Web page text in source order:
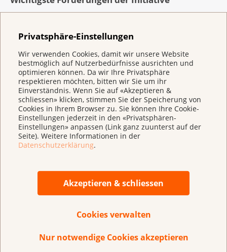
Privatsphäre-Einstellungen
Wir verwenden Cookies, damit wir unsere Website
bestmöglich auf Nutzerbedürfnisse ausrichten und
optimieren können. Da wir Ihre Privatsphäre
respektieren möchten, bitten wir Sie um ihr
Einverständnis. Wenn Sie auf «Akzeptieren &
schliessen» klicken, stimmen Sie der Speicherung von
Cookies in Ihrem Browser zu. Sie können Ihre Cookie-
Einstellungen jederzeit in den «Privatsphären-
Einstellungen» anpassen (Link ganz zuunterst auf der
Seite). Weitere Informationen in der
Datenschutzerklärung.
Akzeptieren & schliessen
Cookies verwalten
Nur notwendige Cookies akzeptieren
Rauchenden als Minderjährige mit dem Tabakkonsum
beginnen. Das Initiativkomitee fordert deshalb einen
konsequenten Jugendschutz:
Ein Verbot für jegliche Tabakwerbung, die Kinder
und Jugendliche erreicht: das umfasst
Printmedien, das Internet einschliesslich der
sozialen Medien, Plakate, Kinos und
Verkaufsstellen.
Keine Verkaufsförderung durch Gratisabgabe von
oder durch Rabattaktionen im Stil von «3 für 2»
durch Tabakfirmen.
Bei den Substitutionsprodukten: die Gleichstellung
mit herkömmlichen Tabakprodukten.